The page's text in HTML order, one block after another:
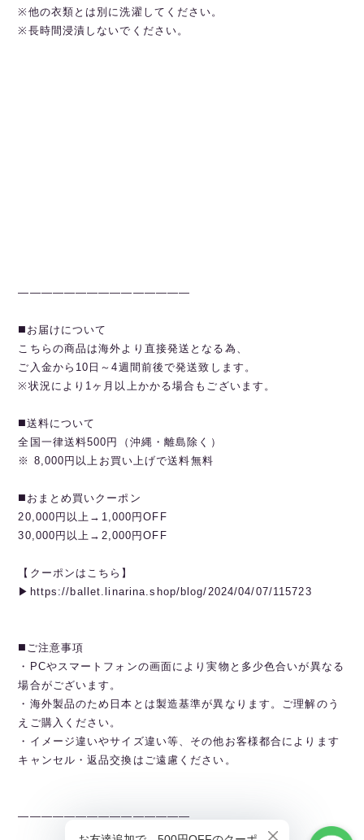
※他の衣類とは別に洗濯してください。
※長時間浸漬しないでください。
———————————————
◼️お届けについて
こちらの商品は海外より直接発送となる為、
ご入金から10日～4週間前後で発送致します。
※状況により1ヶ月以上かかる場合もございます。
◼️送料について
全国一律送料500円（沖縄・離島除く）
※ 8,000円以上お買い上げで送料無料
◼️おまとめ買いクーポン
20,000円以上→1,000円OFF
30,000円以上→2,000円OFF
【クーポンはこちら】
▶︎https://ballet.linarina.shop/blog/2024/04/07/115723
◼️ご注意事項
・PCやスマートフォンの画面により実物と多少色合いが異なる
場合がございます。
・海外製品のため日本とは製造基準が異なります。ご理解のう
えご購入ください。
・イメージ違いやサイズ違い等、その他お客様都合によります
キャンセル・返品交換はご遠慮ください。
———————————————